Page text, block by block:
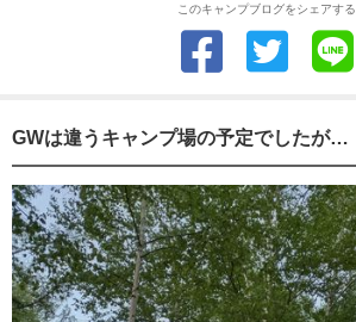
このキャンプブログをシェアする
GWは違うキャンプ場の予定でしたが…